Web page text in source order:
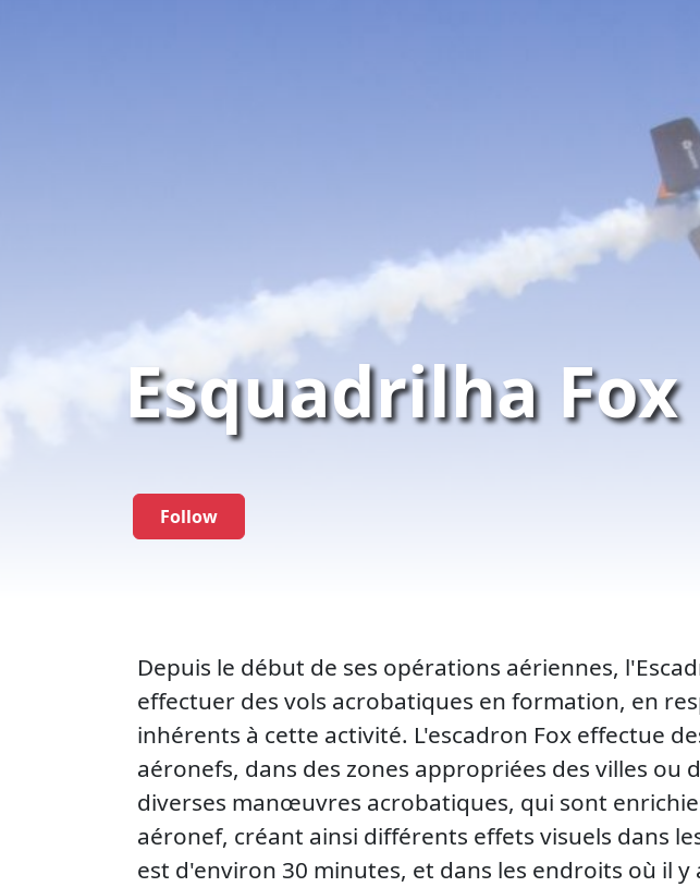
Esquadrilha Fox
Follow
Depuis le début de ses opérations aériennes,
effectuer des vols acrobatiques en formation, en
inhérents à cette activité. L'escadron Fox effectue
aéronefs, dans des zones appropriées des villes ou
diverses manœuvres acrobatiques, qui sont
aéronef, créant ainsi différents effets visuels dans
est d'environ 30 minutes, et dans les endroits où il